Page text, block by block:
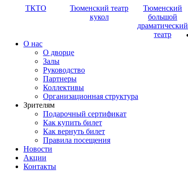
ТКТО
Тюменский театр
кукол
Тюменский
большой
драматический
театр
О нас
О дворце
Залы
Руководство
Партнеры
Коллективы
Организационная структура
Зрителям
Подарочный сертификат
Как купить билет
Как вернуть билет
Правила посещения
Новости
Акции
Контакты